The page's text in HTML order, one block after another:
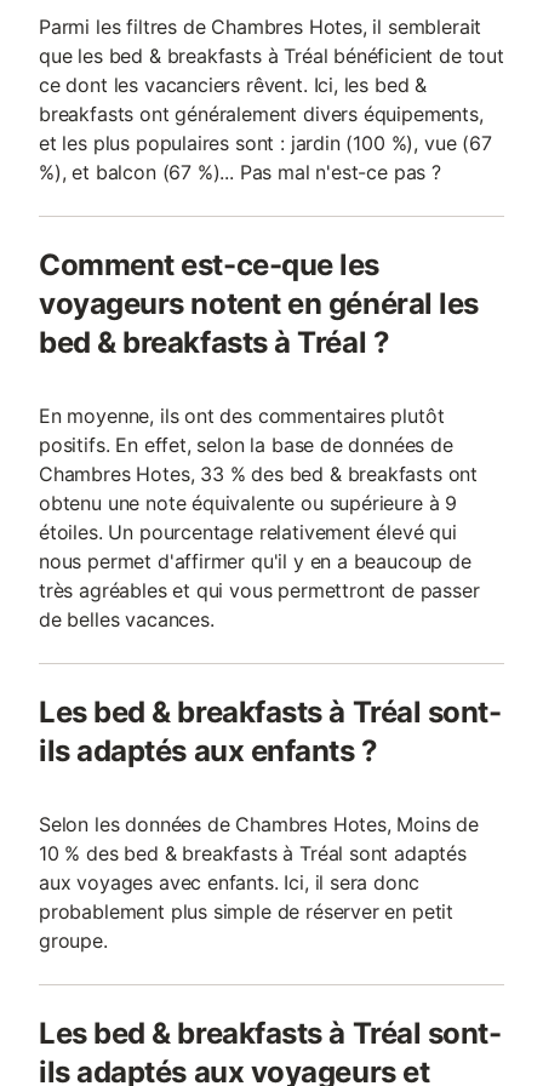
Parmi les filtres de Chambres Hotes, il semblerait
que les bed & breakfasts à Tréal bénéficient de tout
ce dont les vacanciers rêvent. Ici, les bed &
breakfasts ont généralement divers équipements,
et les plus populaires sont : jardin (100 %), vue (67
%), et balcon (67 %)... Pas mal n'est-ce pas ?
Comment est-ce-que les
voyageurs notent en général les
bed & breakfasts à Tréal ?
En moyenne, ils ont des commentaires plutôt
positifs. En effet, selon la base de données de
Chambres Hotes, 33 % des bed & breakfasts ont
obtenu une note équivalente ou supérieure à 9
étoiles. Un pourcentage relativement élevé qui
nous permet d'affirmer qu'il y en a beaucoup de
très agréables et qui vous permettront de passer
de belles vacances.
Les bed & breakfasts à Tréal sont-
ils adaptés aux enfants ?
Selon les données de Chambres Hotes, Moins de
10 % des bed & breakfasts à Tréal sont adaptés
aux voyages avec enfants. Ici, il sera donc
probablement plus simple de réserver en petit
groupe.
Les bed & breakfasts à Tréal sont-
ils adaptés aux voyageurs et